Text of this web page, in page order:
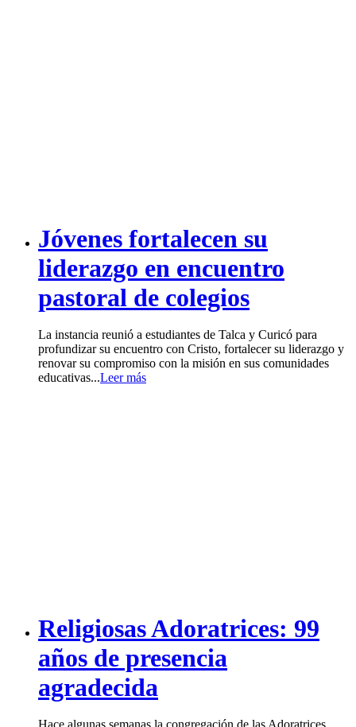
Jóvenes fortalecen su
liderazgo en encuentro
pastoral de colegios
La instancia reunió a estudiantes de Talca y Curicó para
profundizar su encuentro con Cristo, fortalecer su liderazgo y
renovar su compromiso con la misión en sus comunidades
educativas...Leer más
Religiosas Adoratrices: 99
años de presencia
agradecida
Hace algunas semanas la congregación de las Adoratrices